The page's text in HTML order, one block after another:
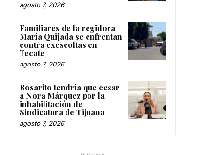
agosto 7, 2026
Familiares de la regidora
María Quijada se enfrentan
contra exescoltas en
Tecate
agosto 7, 2026
Rosarito tendría que cesar
a Nora Márquez por la
inhabilitación de
Sindicatura de Tijuana
agosto 7, 2026